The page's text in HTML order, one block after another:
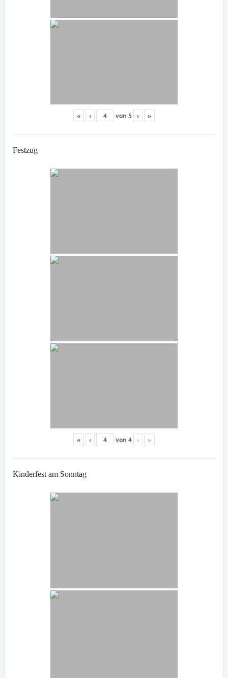
« ‹ von 5 › »
Festzug
« ‹ von 4 › »
Kinderfest am Sonntag